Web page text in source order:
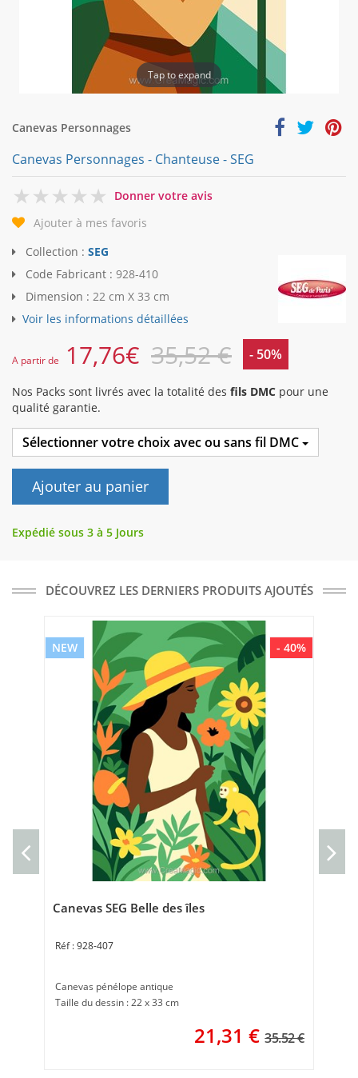
Tap to expand
Canevas Personnages
Canevas Personnages - Chanteuse - SEG
0
Donner votre avis
Ajouter à mes favoris
Collection : SEG
Code Fabricant : 928-410
Dimension : 22 cm X 33 cm
Voir les informations détaillées
A partir de 17,76€ 35,52 € - 50%
Nos Packs sont livrés avec la totalité des fils DMC pour une
qualité garantie.
Sélectionner votre choix avec ou sans fil DMC
Ajouter au panier
Expédié sous 3 à 5 Jours
DÉCOUVREZ LES DERNIERS PRODUITS AJOUTÉS
- 40%
NEW
Canevas SEG Belle des îles
928-407
Canevas pénélope antique
Taille du dessin : 22 x 33 cm
21,31 € 35.52 €